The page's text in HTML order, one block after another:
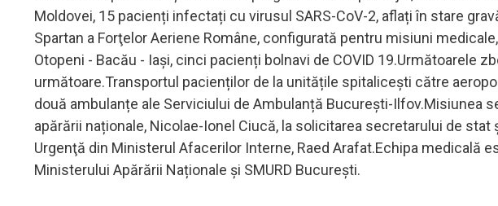
Moldovei, 15 pacienți infectați cu virusul SARS-CoV-2, aflați în stare
Spartan a Forţelor Aeriene Române, configurată pentru misiuni
Otopeni - Bacău - Iași, cinci pacienți bolnavi de COVID 19.Următoarele
următoare.Transportul pacienților de la unitățile spitalicești către
două ambulanțe ale Serviciului de Ambulanță București-Ilfov.Misiunea
apărării naționale, Nicolae-Ionel Ciucă, la solicitarea secretarului de
Urgenţă din Ministerul Afacerilor Interne, Raed Arafat.Echipa medicală
Ministerului Apărării Naționale și SMURD București.